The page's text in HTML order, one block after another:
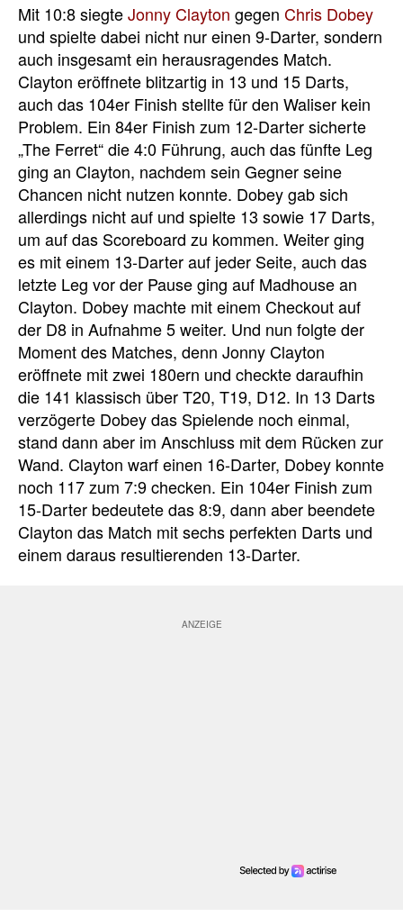
Mit 10:8 siegteJonny Clayton gegen Chris Dobey
und spielte dabei nicht nur einen 9-Darter, sondern
auch insgesamt ein herausragendes Match.
Clayton eröffnete blitzartig in 13 und 15 Darts,
auch das 104er Finish stellte für den Waliser kein
Problem. Ein 84er Finish zum 12-Darter sicherte
„The Ferret“ die 4:0 Führung, auch das fünfte Leg
ging an Clayton, nachdem sein Gegner seine
Chancen nicht nutzen konnte. Dobey gab sich
allerdings nicht auf und spielte 13 sowie 17 Darts,
um auf das Scoreboard zu kommen. Weiter ging
es mit einem 13-Darter auf jeder Seite, auch das
letzte Leg vor der Pause ging auf Madhouse an
Clayton. Dobey machte mit einem Checkout auf
der D8 in Aufnahme 5 weiter. Und nun folgte der
Moment des Matches, denn Jonny Clayton
eröffnete mit zwei 180ern und checkte daraufhin
die 141 klassisch über T20, T19, D12. In 13 Darts
verzögerte Dobey das Spielende noch einmal,
stand dann aber im Anschluss mit dem Rücken zur
Wand. Clayton warf einen 16-Darter, Dobey konnte
noch 117 zum 7:9 checken. Ein 104er Finish zum
15-Darter bedeutete das 8:9, dann aber beendete
Clayton das Match mit sechs perfekten Darts und
einem daraus resultierenden 13-Darter.